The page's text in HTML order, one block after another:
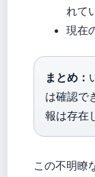
れて
現在
まとめ：
は確認で
報は存在
この不明瞭